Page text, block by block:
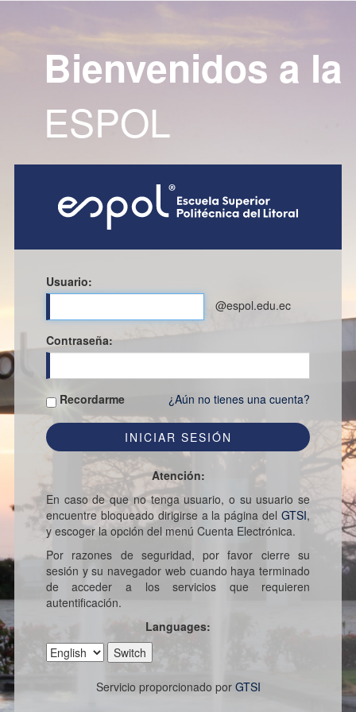
Bienvenidos a la
ESPOL
Usuario:
@espol.edu.ec
Contraseña:
Recordarme ¿Aún no tienes una cuenta?
Atención:
En caso de que no tenga usuario, o su usuario se
encuentre bloqueado dirigirse a la página delGTSI,
y escoger la opción del menú Cuenta Electrónica.
Por razones de seguridad, por favor cierre su
sesión y su navegador web cuando haya terminado
de acceder a los servicios que requieren
autentificación.
Languages:
Servicio proporcionado por GTSI